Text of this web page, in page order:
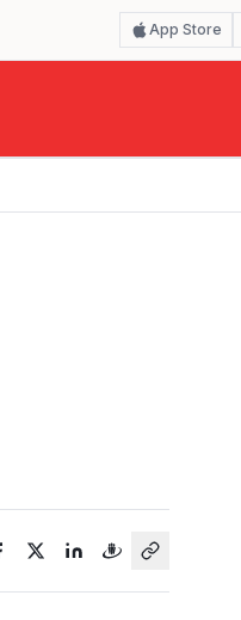
App Store